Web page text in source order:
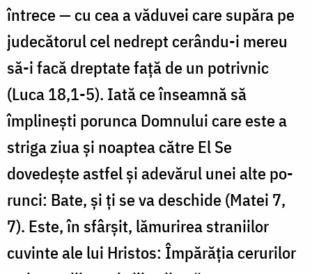
întrece — cu cea a văduvei care supăra pe
judecătorul cel nedrept cerându-i mereu
să-i facă dreptate faţă de un potrivnic
(Luca 18,1-5). Iată ce înseamnă să
împlineşti porunca Domnului care este a
striga ziua şi noaptea către El Se
dovedeşte astfel şi adevărul unei alte po­
runci: Bate, şi ţi se va deschide (Matei 7,
7). Este, în sfârşit, lămurirea straniilor
cuvinte ale lui Hristos: Împărăţia cerurilor